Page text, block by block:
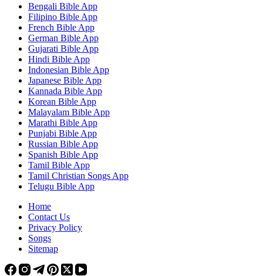
Bengali Bible App
Filipino Bible App
French Bible App
German Bible App
Gujarati Bible App
Hindi Bible App
Indonesian Bible App
Japanese Bible App
Kannada Bible App
Korean Bible App
Malayalam Bible App
Marathi Bible App
Punjabi Bible App
Russian Bible App
Spanish Bible App
Tamil Bible App
Tamil Christian Songs App
Telugu Bible App
Home
Contact Us
Privacy Policy
Songs
Sitemap